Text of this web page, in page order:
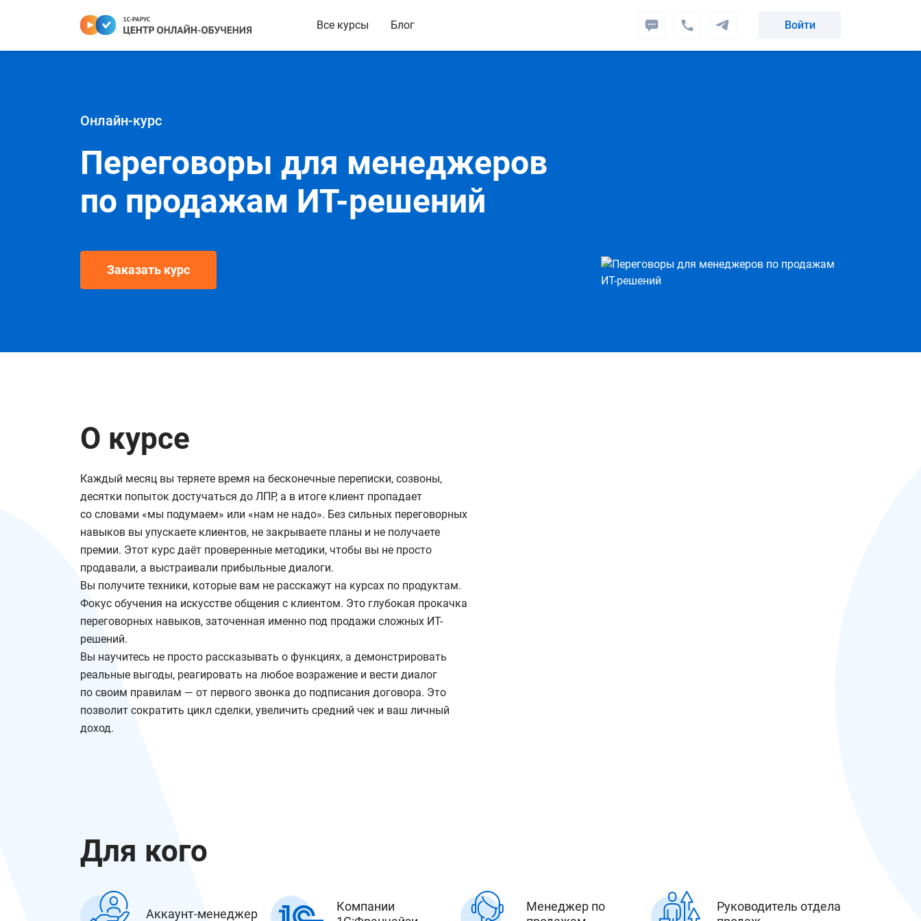
Все курсы Блог Войти
Онлайн-курс
Переговоры для менеджеров
по продажам ИТ-решений
Заказать курс
О курсе
Каждый месяц вы теряете время на бесконечные переписки, созвоны,
десятки попыток достучаться до ЛПР, а в итоге клиент пропадает
со словами «мы подумаем» или «нам не надо». Без сильных переговорных
навыков вы упускаете клиентов, не закрываете планы и не получаете
премии. Этот курс даёт проверенные методики, чтобы вы не просто
продавали, а выстраивали прибыльные диалоги.
Вы получите техники, которые вам не расскажут на курсах по продуктам.
Фокус обучения на искусстве общения с клиентом. Это глубокая прокачка
переговорных навыков, заточенная именно под продажи сложных ИТ-
решений.
Вы научитесь не просто рассказывать о функциях, а демонстрировать
реальные выгоды, реагировать на любое возражение и вести диалог
по своим правилам — от первого звонка до подписания договора. Это
позволит сократить цикл сделки, увеличить средний чек и ваш личный
доход.
Для кого
Аккаунт-менеджер
Компании
Менеджер по
Руководитель отдела